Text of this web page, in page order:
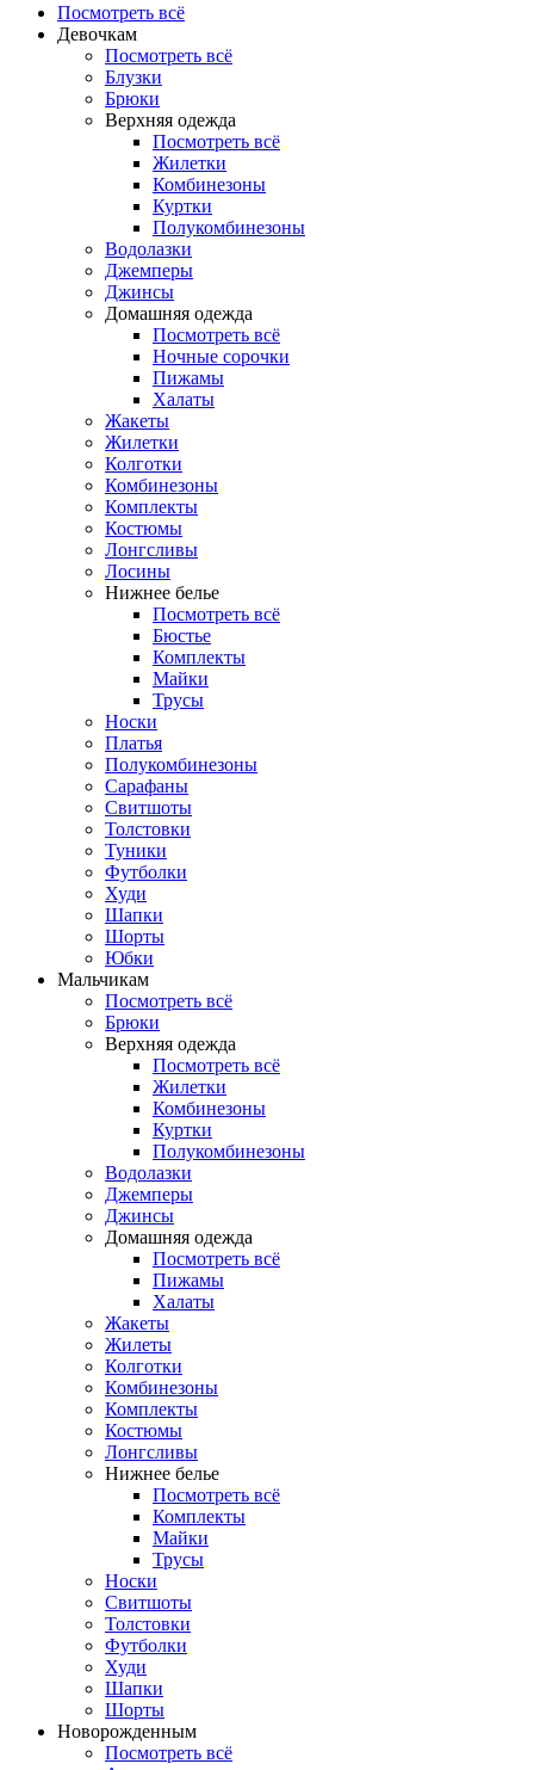
Посмотреть всё
Девочкам
Посмотреть всё
Блузки
Брюки
Верхняя одежда
Посмотреть всё
Жилетки
Комбинезоны
Куртки
Полукомбинезоны
Водолазки
Джемперы
Джинсы
Домашняя одежда
Посмотреть всё
Ночные сорочки
Пижамы
Халаты
Жакеты
Жилетки
Колготки
Комбинезоны
Комплекты
Костюмы
Лонгсливы
Лосины
Нижнее белье
Посмотреть всё
Бюстье
Комплекты
Майки
Трусы
Носки
Платья
Полукомбинезоны
Сарафаны
Свитшоты
Толстовки
Туники
Футболки
Худи
Шапки
Шорты
Юбки
Мальчикам
Посмотреть всё
Брюки
Верхняя одежда
Посмотреть всё
Жилетки
Комбинезоны
Куртки
Полукомбинезоны
Водолазки
Джемперы
Джинсы
Домашняя одежда
Посмотреть всё
Пижамы
Халаты
Жакеты
Жилеты
Колготки
Комбинезоны
Комплекты
Костюмы
Лонгсливы
Нижнее белье
Посмотреть всё
Комплекты
Майки
Трусы
Носки
Свитшоты
Толстовки
Футболки
Худи
Шапки
Шорты
Новорожденным
Посмотреть всё